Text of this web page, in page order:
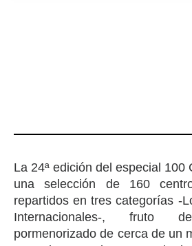
La 24ª edición del especial 100
una selección de 160
repartidos en tres categorías -
Internacionales-, fruto
pormenorizado de cerca de un